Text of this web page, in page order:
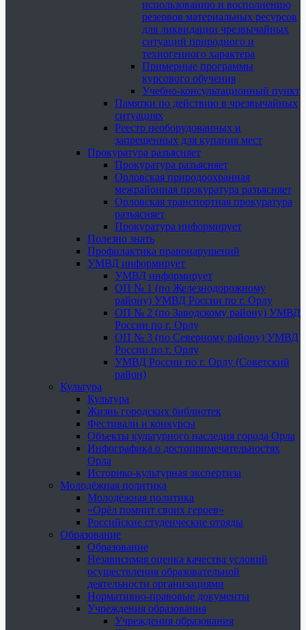
использованию и восполнению
резервов материальных ресурсов
для ликвидации чрезвычайных
ситуаций природного и
техногенного характера
Примерные программы
курсового обучения
Учебно-консультационный пункт
Памятки по действию в чрезвычайных
ситуациях
Реестр необорудованных и
запрещенных для купания мест
Прокуратура разъясняет
Прокуратура разъясняет
Орловская природоохранная
межрайонная прокуратура разъясняет
Орловская транспортная прокуратура
разъясняет
Прокуратура информирует
Полезно знать
Профилактика правонарушений
УМВД информирует
УМВД информирует
ОП № 1 (по Железнодорожному
району) УМВД России по г. Орлу
ОП № 2 (по Заводскому району) УМВД
России по г. Орлу
ОП № 3 (по Северному району) УМВД
России по г. Орлу
УМВД России по г. Орлу (Советский
район)
Культура
Культура
Жизнь городских библиотек
Фестивали и конкурсы
Объекты культурного наследия города Орла
Инфографика о достопримечательностях
Орла
Историко-культурная экспертиза
Молодёжная политика
Молодёжная политика
«Орёл помнит своих героев»
Российские студенческие отряды
Образование
Образование
Независимая оценка качества условий
осуществления образовательной
деятельности организациями
Нормативно-правовые документы
Учреждения образования
Учреждения образования